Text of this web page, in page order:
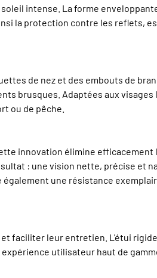
intense. La forme
la protection contre les reflets,
de nez et des embouts de
brusques. Adaptées aux visages
ou de pêche.
innovation élimine efficacement
: une vision nette, précise et
une résistance
faciliter leur entretien. L'étui
utilisateur haut de